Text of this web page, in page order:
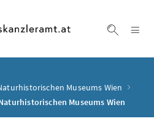
Museums Wien
Museums Wien